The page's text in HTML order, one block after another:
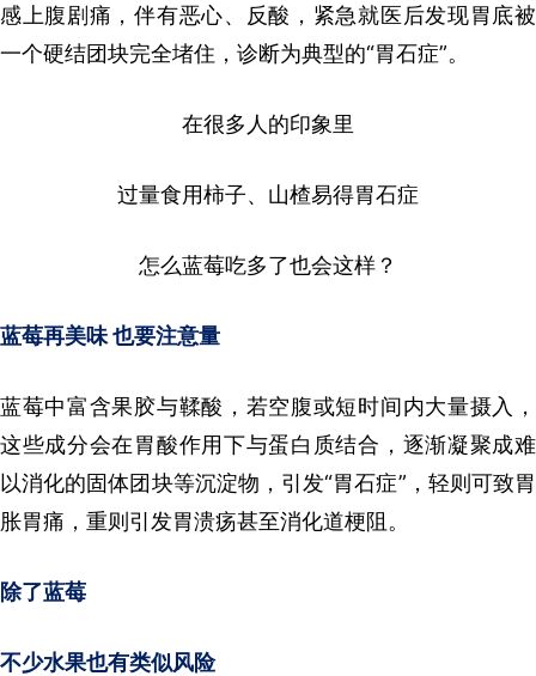
感上腹剧痛，伴有恶心、反酸，紧急就医后发现胃底被
一个硬结团块完全堵住，诊断为典型的“胃石症”。
在很多人的印象里
过量食用柿子、山楂易得胃石症
怎么蓝莓吃多了也会这样？
蓝莓再美味 也要注意量
蓝莓中富含果胶与鞣酸，若空腹或短时间内大量摄入，
这些成分会在胃酸作用下与蛋白质结合，逐渐凝聚成难
以消化的固体团块等沉淀物，引发“胃石症”，轻则可致胃
胀胃痛，重则引发胃溃疡甚至消化道梗阻。
除了蓝莓
不少水果也有类似风险